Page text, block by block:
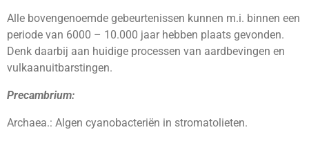
Alle bovengenoemde gebeurtenissen kunnen m.i. binnen een
periode van 6000 – 10.000 jaar hebben plaats gevonden.
Denk daarbij aan huidige processen van aardbevingen en
vulkaanuitbarstingen.
Precambrium:
Archaea.: Algen cyanobacteriën in stromatolieten.